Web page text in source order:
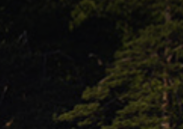
PLAY AT SAINT-GERMAINCOURSES REVIEW
TRAINING FACILITIES
PHOTOS GALLERY